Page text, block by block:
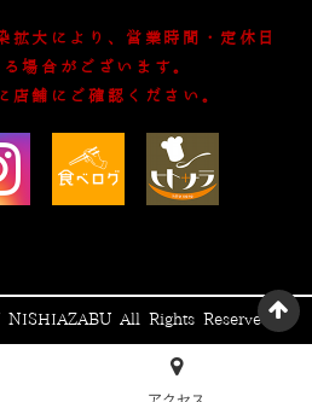
拡大により、営業時間・定休日
場合がございます。
店舗にご確認ください。
All Rights Reserved.